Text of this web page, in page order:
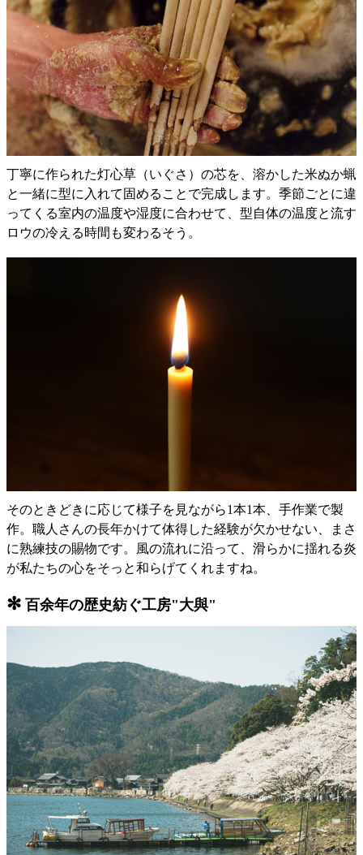
丁寧に作られた灯心草（いぐさ）の芯を、溶かした米ぬか蝋
と一緒に型に入れて固めることで完成します。季節ごとに違
ってくる室内の温度や湿度に合わせて、型自体の温度と流す
ロウの冷える時間も変わるそう。
そのときどきに応じて様子を見ながら1本1本、手作業で製
作。職人さんの長年かけて体得した経験が欠かせない、まさ
に熟練技の賜物です。風の流れに沿って、滑らかに揺れる炎
が私たちの心をそっと和らげてくれますね。
✻ 百余年の歴史紡ぐ工房"大與"